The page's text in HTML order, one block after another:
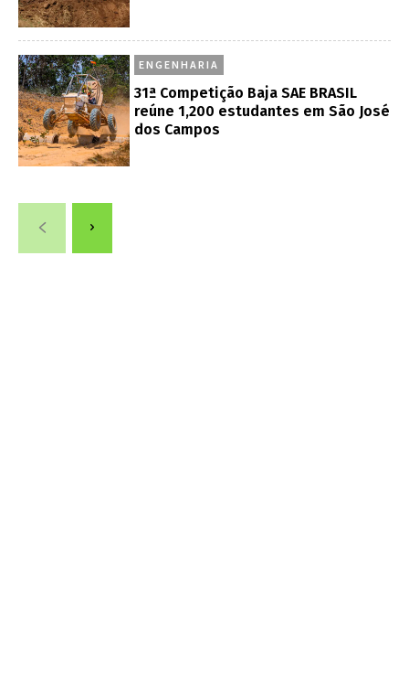
ENGENHARIA
31ª Competição Baja SAE BRASIL
reúne 1,200 estudantes em São José
dos Campos